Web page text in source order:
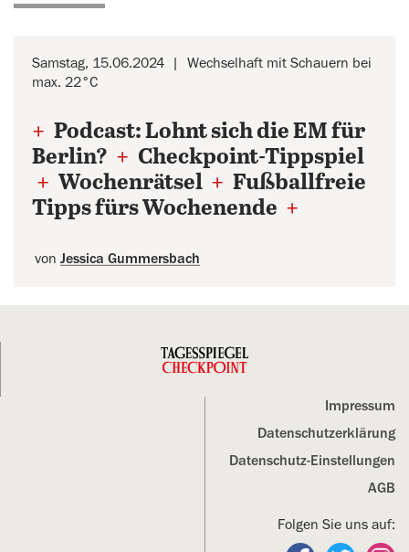
Samstag, 15.06.2024
Wechselhaft mit Schauern bei
max. 22°C
+ Podcast: Lohnt sich die EM für
Berlin? + Checkpoint-Tippspiel
+ Wochenrätsel + Fußballfreie
Tipps fürs Wochenende +
von Jessica Gummersbach
Impressum
Datenschutz­erklärung
Datenschutz-Einstellungen
AGB
Folgen Sie uns auf: